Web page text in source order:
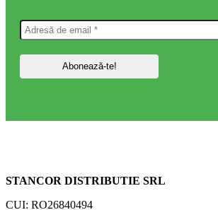
STANCOR DISTRIBUTIE SRL
CUI: RO26840494